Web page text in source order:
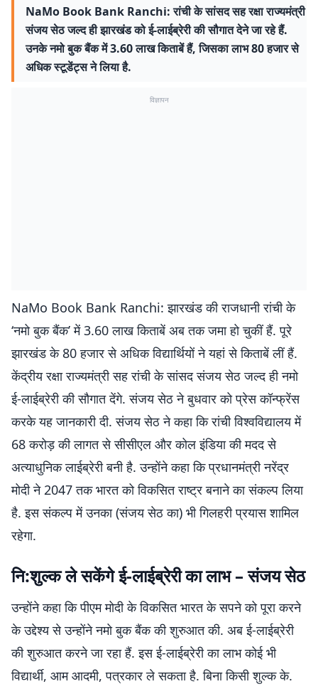
NaMo Book Bank Ranchi: रांची के सांसद सह रक्षा राज्यमंत्री
संजय सेठ जल्द ही झारखंड को ई-लाईब्रेरी की सौगात देने जा रहे हैं.
उनके नमो बुक बैंक में 3.60 लाख किताबें हैं, जिसका लाभ 80 हजार से
अधिक स्टूडेंट्स ने लिया है.
विज्ञापन
NaMo Book Bank Ranchi: झारखंड की राजधानी रांची के
‘नमो बुक बैंक’ में 3.60 लाख किताबें अब तक जमा हो चुकीं हैं. पूरे
झारखंड के 80 हजार से अधिक विद्यार्थियों ने यहां से किताबें लीं हैं.
केंद्रीय रक्षा राज्यमंत्री सह रांची के सांसद संजय सेठ जल्द ही नमो
ई-लाईब्रेरी की सौगात देंगे. संजय सेठ ने बुधवार को प्रेस कॉन्फ्रेंस
करके यह जानकारी दी. संजय सेठ ने कहा कि रांची विश्वविद्यालय में
68 करोड़ की लागत से सीसीएल और कोल इंडिया की मदद से
अत्याधुनिक लाईब्रेरी बनी है. उन्होंने कहा कि प्रधानमंत्री नरेंद्र
मोदी ने 2047 तक भारत को विकसित राष्ट्र बनाने का संकल्प लिया
है. इस संकल्प में उनका (संजय सेठ का) भी गिलहरी प्रयास शामिल
रहेगा.
नि:शुल्क ले सकेंगे ई-लाईब्रेरी का लाभ – संजय सेठ
उन्होंने कहा कि पीएम मोदी के विकसित भारत के सपने को पूरा करने
के उद्देश्य से उन्होंने नमो बुक बैंक की शुरुआत की. अब ई-लाईब्रेरी
की शुरुआत करने जा रहा हैं. इस ई-लाईब्रेरी का लाभ कोई भी
विद्यार्थी, आम आदमी, पत्रकार ले सकता है. बिना किसी शुल्क के.